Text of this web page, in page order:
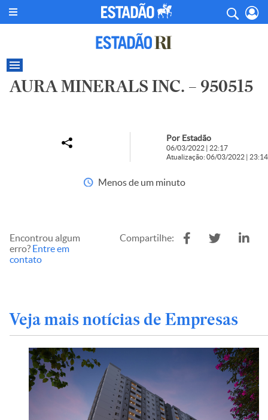
AURA MINERALS INC. – 950515
Por Estadão
06/03/2022 | 22:17
Atualização: 06/03/2022 | 23:14
Menos de um minuto
Encontrou algum
erro? Entre em
contato
Compartilhe:
Veja mais notícias de Empresas